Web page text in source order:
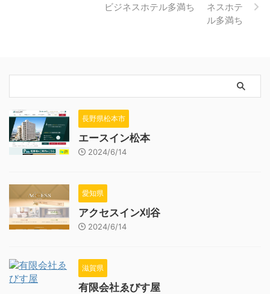
ビジネスホテル多満ち
長野県松本市
エースイン松本
2024/6/14
愛知県
アクセスイン刈谷
2024/6/14
滋賀県
有限会社ゑびす屋